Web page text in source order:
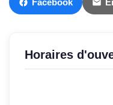
Facebook
Horaires